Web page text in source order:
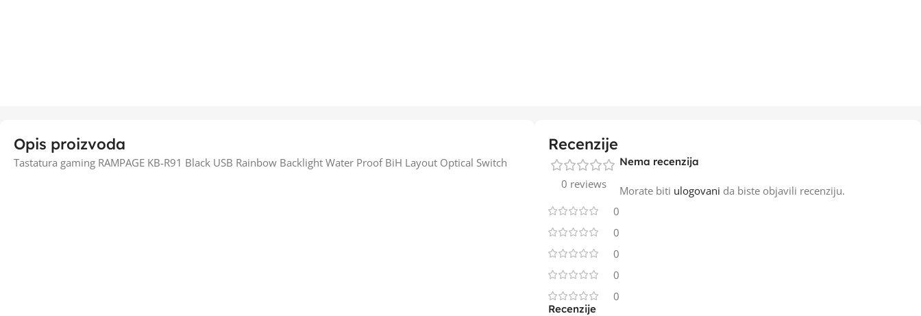
Opis proizvoda
Tastatura gaming RAMPAGE KB-R91 Black USB Rainbow Backlight Water Proof BiH Layout Optical Switch
Recenzije
0 reviews
0
0
0
0
0
Recenzije
Nema recenzija
Morate biti ulogovani da biste objavili recenziju.